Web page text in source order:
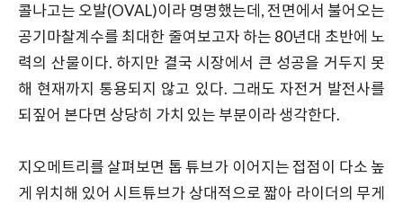
콜나고는 오발(OVAL)이라 명명했는데, 전면에서 불어오는
공기마찰계수를 최대한 줄여보고자 하는 80년대 초반에 노
력의 산물이다. 하지만 결국 시장에서 큰 성공을 거두지 못
해 현재까지 통용되지 않고 있다. 그래도 자전거 발전사를
되짚어 본다면 상당히 가치 있는 부분이라 생각한다.
지오메트리를 살펴보면 톱 튜브가 이어지는 접점이 다소 높
게 위치해 있어 시트튜브가 상대적으로 짧아 라이더의 무게